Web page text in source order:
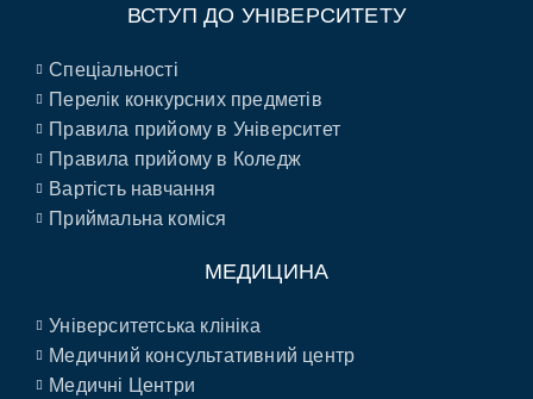
ВСТУП ДО УНІВЕРСИТЕТУ
Спеціальності
Перелік конкурсних предметів
Правила прийому в Університет
Правила прийому в Коледж
Вартість навчання
Приймальна коміся
МЕДИЦИНА
Університетська клініка
Медичний консультативний центр
Медичні Центри